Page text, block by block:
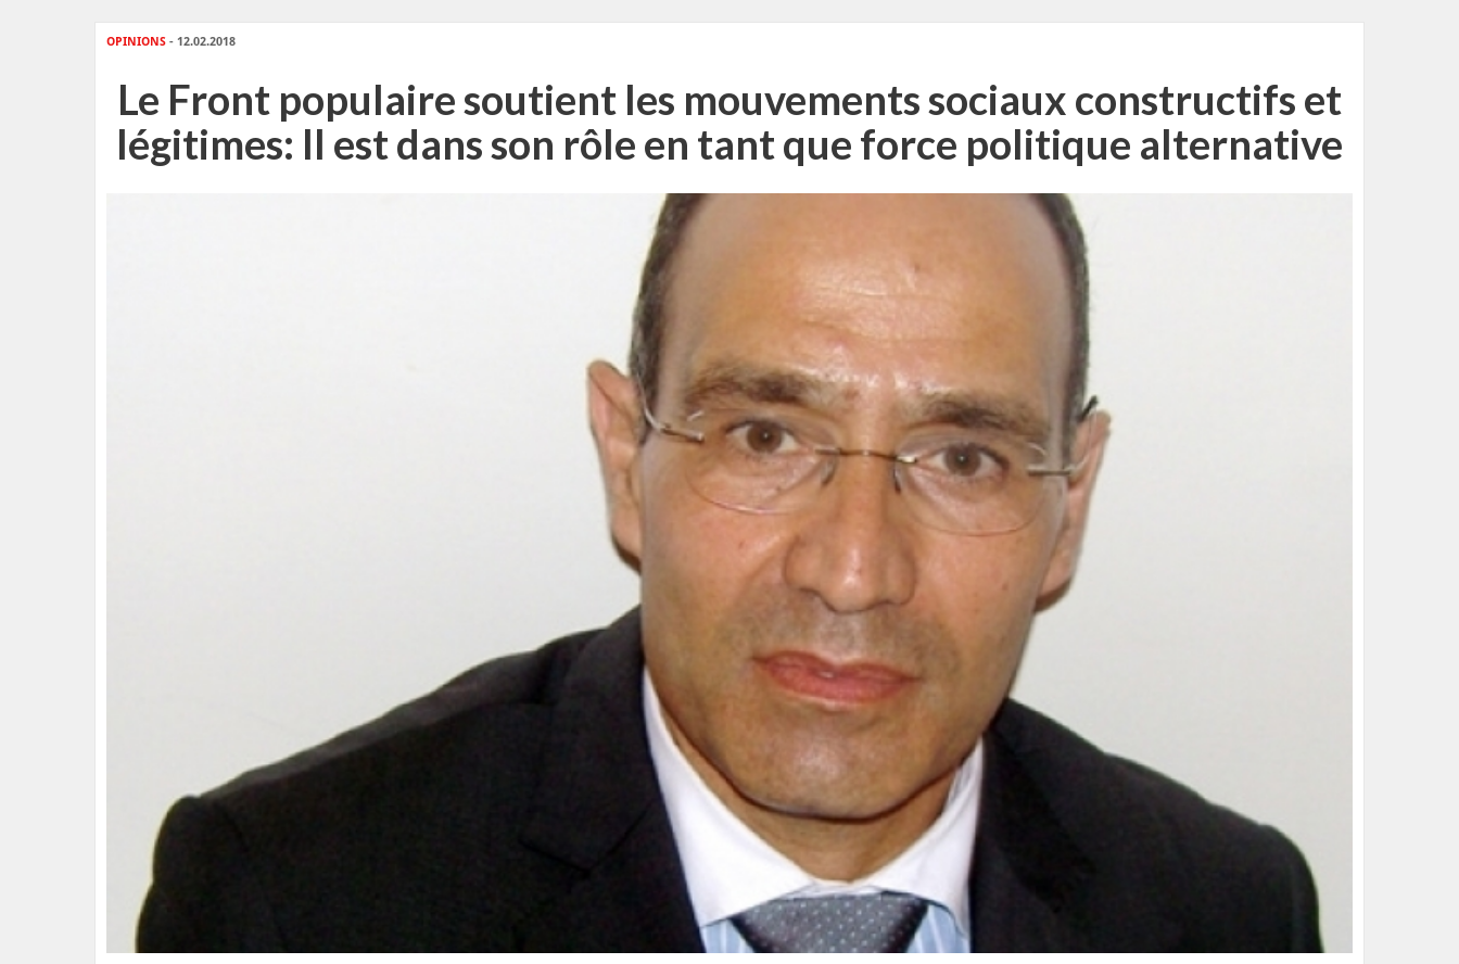
OPINIONS - 12.02.2018
Le Front populaire soutient les mouvements sociaux constructifs et
légitimes: Il est dans son rôle en tant que force politique alternative